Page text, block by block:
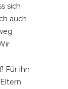
sich
auch
Für ihn